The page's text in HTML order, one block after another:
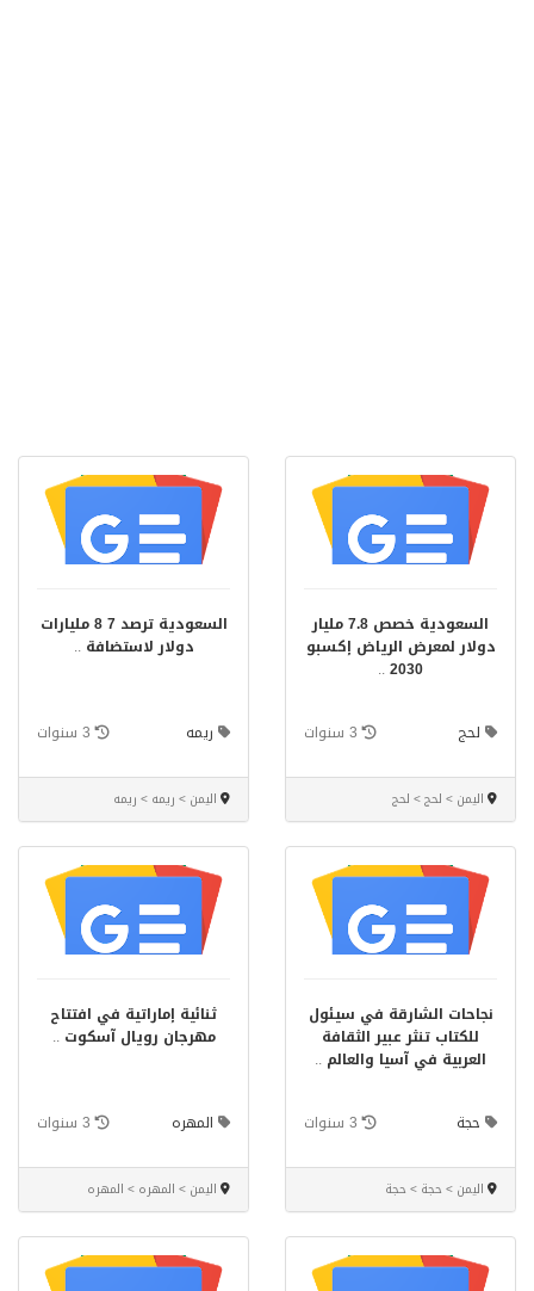
السعودية خصص 7.8 مليار
دولار لمعرض الرياض إكسبو
2030
..
لحج 3 سنوات
اليمن > لحج > لحج
السعودية ترصد 7 8 مليارات
دولار لاستضافة ..
ريمه 3 سنوات
اليمن > ريمه > ريمه
نجاحات الشارقة في سيئول
للكتاب تنثر عبير الثقافة
العربية في آسيا والعالم ..
حجة 3 سنوات
اليمن > حجة > حجة
ثنائية إماراتية في افتتاح
مهرجان رويال آسكوت ..
المهره 3 سنوات
اليمن > المهره > المهره